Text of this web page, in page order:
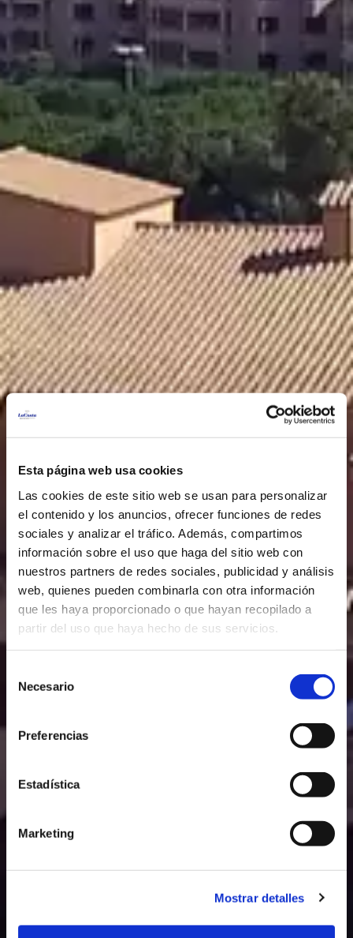
Esta página web usa cookies
Las cookies de este sitio web se usan para personalizar
el contenido y los anuncios, ofrecer funciones de redes
sociales y analizar el tráfico. Además, compartimos
información sobre el uso que haga del sitio web con
nuestros partners de redes sociales, publicidad y análisis
web, quienes pueden combinarla con otra información
que les haya proporcionado o que hayan recopilado a
partir del uso que haya hecho de sus servicios.
Necesario
Preferencias
Estadística
Marketing
Mostrar detalles